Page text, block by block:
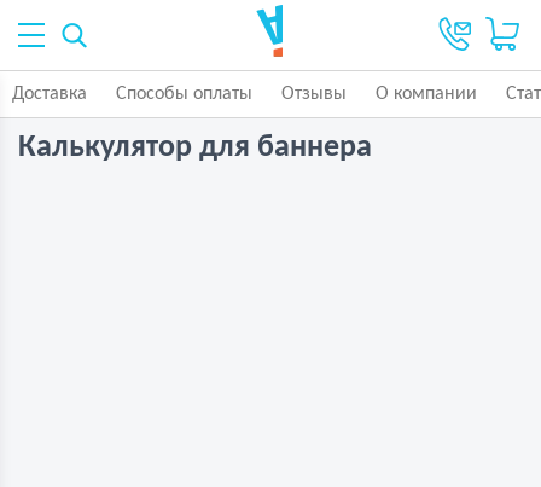
Доставка Способы оплаты Отзывы О компании
Калькулятор для баннера